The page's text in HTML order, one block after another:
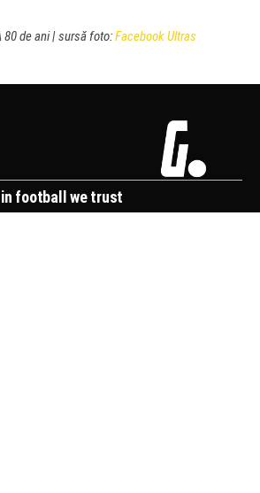
80 de ani | sursă foto:Facebook Ultras
in football we trust